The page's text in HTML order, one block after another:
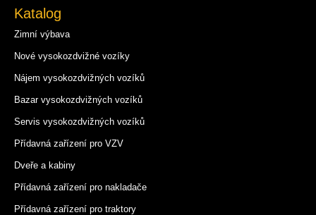
Katalog
Zimní výbava
Nové vysokozdvižné vozíky
Nájem vysokozdvižných vozíků
Bazar vysokozdvižných vozíků
Servis vysokozdvižných vozíků
Přídavná zařízení pro VZV
Dveře a kabiny
Přídavná zařízení pro nakladače
Přídavná zařízení pro traktory